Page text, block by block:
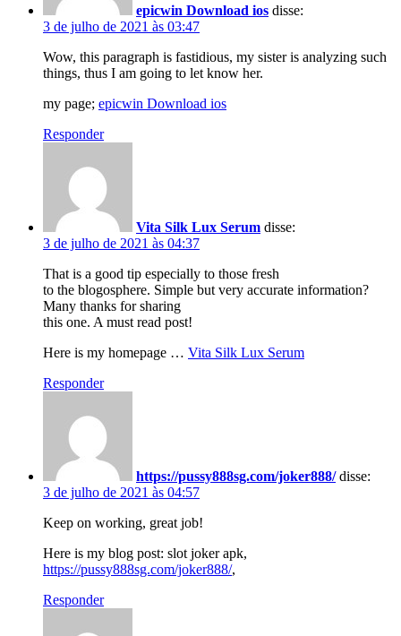
epicwin Download ios disse:
3 de julho de 2021 às 03:47
Wow, this paragraph is fastidious, my sister is analyzing such
things, thus I am going to let know her.
my page; epicwin Download ios
Responder
Vita Silk Lux Serum disse:
3 de julho de 2021 às 04:37
That is a good tip especially to those fresh
to the blogosphere. Simple but very accurate information?
Many thanks for sharing
this one. A must read post!
Here is my homepage … Vita Silk Lux Serum
Responder
https://pussy888sg.com/joker888/ disse:
3 de julho de 2021 às 04:57
Keep on working, great job!
Here is my blog post: slot joker apk,
https://pussy888sg.com/joker888/,
Responder